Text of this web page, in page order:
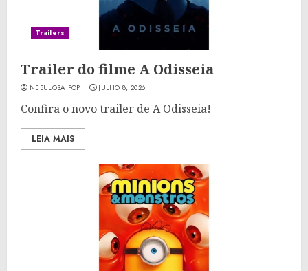
Trailers
Trailer do filme A Odisseia
NEBULOSA POP JULHO 8, 2026
Confira o novo trailer de A Odisseia!
LEIA MAIS